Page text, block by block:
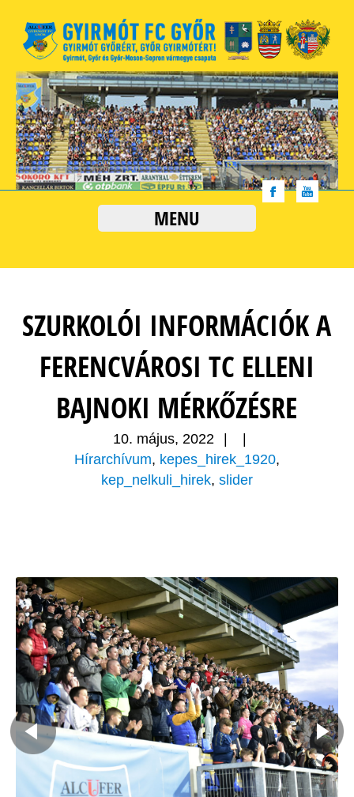
MENU
SZURKOLÓI INFORMÁCIÓK A
FERENCVÁROSI TC ELLENI
BAJNOKI MÉRKŐZÉSRE
10. május, 2022
Hírarchívum, kepes_hirek_1920,
kep_nelkuli_hirek, slider